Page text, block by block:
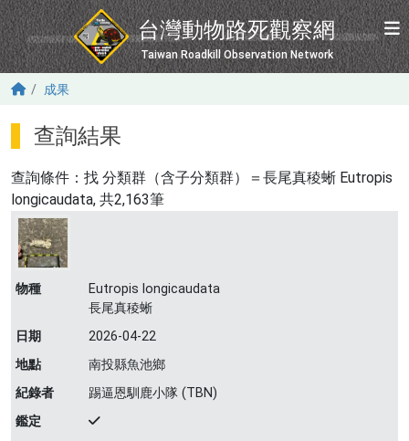
移至主內容
台灣動物路死觀察網
Taiwan Roadkill Observation Network
成果
查詢結果
查詢條件：找 分類群（含子分類群）＝長尾真稜蜥 Eutropis
longicaudata, 共2,163筆
物種
Eutropis longicaudata
長尾真稜蜥
日期
2026-04-22
地點
南投縣魚池鄉
紀錄者
踢逼恩馴鹿小隊 (TBN)
鑑定